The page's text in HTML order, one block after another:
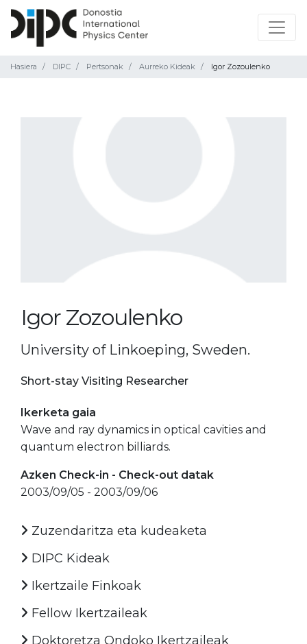
Hasiera DIPC Pertsonak Aurreko Kideak Igor Zozoulenko
Igor Zozoulenko
University of Linkoeping, Sweden.
Short-stay Visiting Researcher
Ikerketa gaia
Wave and ray dynamics in optical cavities and
quantum electron billiards.
Azken Check-in - Check-out datak
2003/09/05 - 2003/09/06
Zuzendaritza eta kudeaketa
DIPC Kideak
Ikertzaile Finkoak
Fellow Ikertzaileak
Doktoretza Ondoko Ikertzaileak